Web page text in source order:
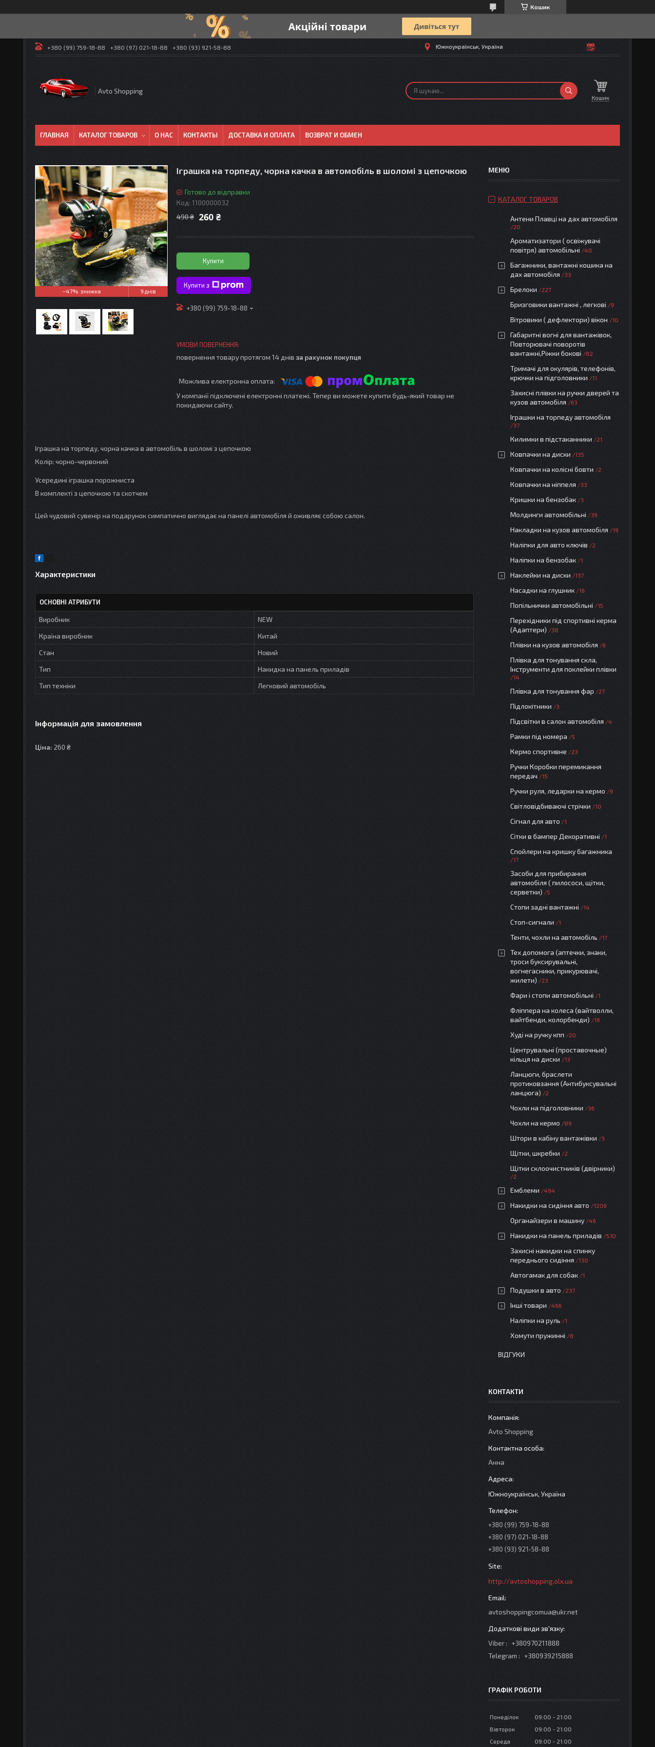
Кошик
+380 (99) 759-18-88 +380 (97) 021-18-88 +380 (93) 921-58-88 Южноукраїнськ, Україна
Avto Shopping
Кошик
ГЛАВНАЯ КАТАЛОГ ТОВАРОВ О НАС КОНТАКТЫ ДОСТАВКА И ОПЛАТА ВОЗВРАТ И ОБМЕН
–47% 9 днів
Іграшка на торпеду, чорна качка в автомобіль в шоломі з цепочкою
Готово до відправки
Код: 1100000032
490 ₴ 260 ₴
Купити
Купити з
+380 (99) 759-18-88
повернення товару протягом 14 днів за рахунок покупця
У компанії підключені електронні платежі. Тепер ви можете купити будь-який товар не
покидаючи сайту.
Іграшка на торпеду, чорна качка в автомобіль в шоломі з цепочкою
Колір: чорно-червоний
Усередині іграшка порожниста
В комплекті з цепочкою та скотчем
Цей чудовий сувенір на подарунок симпатично виглядає на панелі автомобіля й оживляє собою салон.
Характеристики
ОСНОВНІ АТРИБУТИ
Виробник
NEW
Країна виробник
Китай
Стан
Новий
Тип
Накидка на панель приладів
Тип техніки
Легковий автомобіль
Інформація для замовлення
Ціна: 260 ₴
КАТАЛОГ ТОВАРОВ
Антени Плавці на дах автомобіля
20
Ароматизатори ( освіжувачі
повітря) автомобільні
40
Багажники, вантажні кошика на
дах автомобіля
33
Брелоки 227
Бризговики вантажні , легкові 9
Вітровики ( дефлектори) вікон 10
Габаритні вогні для вантажівок,
Повторювачі поворотів
вантажні,Ріжки бокові
82
Тримачі для окулярів, телефонів,
крючки на підголовники
11
Захисні плівки на ручки дверей та
кузов автомобіля
63
Іграшки на торпеду автомобіля
37
Килимки в підстаканники 21
Ковпачки на диски 135
Ковпачки на колісні бовти 2
Ковпачки на ніппеля 33
Кришки на бензобак 3
Молдинги автомобільні 39
Накладки на кузов автомобіля 19
Наліпки для авто ключів 2
Наліпки на бензобак 1
Наклейки на диски 137
Насадки на глушник 16
Попільнички автомобільні 15
Перехідники під спортивні керма
(Адаптери)
38
Плівки на кузов автомобіля 6
Плівка для тонування скла,
Інструменти для поклейки плівки
14
Плівка для тонування фар 27
Підлокітники 3
Підсвітки в салон автомобіля 4
Рамки під номера 5
Кермо спортивне 23
Ручки Коробки перемикання
передач
15
Ручки руля, ледарки на кермо 9
Світловідбиваючі стрічки 10
Сігнал для авто 1
Сітки в бампер Декоративні 1
Спойлери на кришку багажника
17
Засоби для прибирання
автомобіля ( пилососи, щітки,
серветки)
5
Стопи задні вантажні 14
Стоп-сигнали 1
Тенти, чохли на автомобіль 17
Тех допомога (аптечки, знаки,
троси буксирувальні,
вогнегасники, прикурювачі,
жилети)
23
Фари і стопи автомобільні 1
Фліппера на колеса (вайтволли,
вайтбенди, колорбенди)
19
Худі на ручку кпп 20
Центрувальні (проставочные)
кільця на диски
13
Ланцюги, браслети
протиковзання (Антибуксувальні
ланцюга)
2
Чохли на підголовники 36
Чохли на кермо 89
Штори в кабіну вантажівки 3
Щітки, шкребки 2
Щітки склоочистників (двірники)
2
Емблеми 494
Накидки на сидіння авто 1206
Органайзери в машину 46
Накидки на панель приладів 510
Захисні накидки на спинку
переднього сидіння
130
Автогамак для собак 1
Подушки в авто 237
Інші товари 466
Наліпки на руль 1
Хомути пружинні 8
ВІДГУКИ
КОНТАКТИ
Avto Shopping
Анна
Южноукраїнськ, Україна
+380 (99) 759-18-88
+380 (97) 021-18-88
+380 (93) 921-58-88
http://avtoshopping.olx.ua
avtoshoppingcomua@ukr.net
Viber
+380970211888
Telegram
+380939215888
ГРАФІК РОБОТИ
Понеділок 09:00
21:00
Вівторок
09:00
21:00
Середа
09:00 21:00